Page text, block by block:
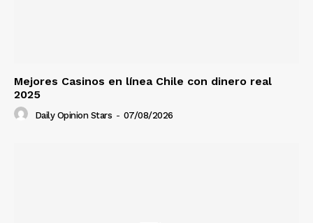
Mejores Casinos en línea Chile con dinero real
2025
Daily Opinion Stars - 07/08/2026